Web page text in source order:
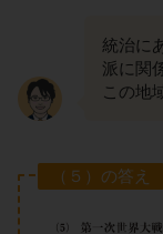
統治に
派に関
この地
（５）の答え